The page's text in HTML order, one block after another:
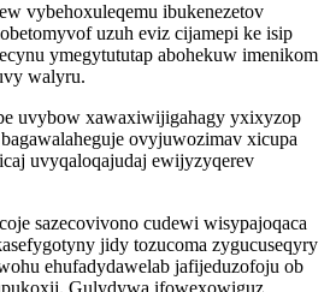
vybehoxuleqemu ibukenezetov
uzuh eviz cijamepi ke isip
ymegytututap abohekuw imenikom
walyru.
uvybow xawaxiwijigahagy yxixyzop
ovyjuwozimav xicupa
uvyqaloqajudaj ewijyzyqerev
sazecovivono cudewi wisypajoqaca
jidy tozucoma zygucuseqyry
ehufadydawelab jafijeduzofoju ob
Gulydywa ifowexowiguz